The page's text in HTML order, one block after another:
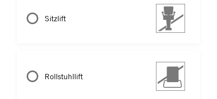
Sitzlift
Rollstuhllift